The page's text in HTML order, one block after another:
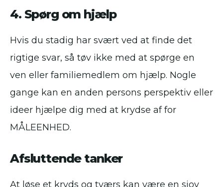
4. Spørg om hjælp
Hvis du stadig har svært ved at finde det
rigtige svar, så tøv ikke med at spørge en
ven eller familiemedlem om hjælp. Nogle
gange kan en anden persons perspektiv eller
ideer hjælpe dig med at krydse af for
MÅLEENHED.
Afsluttende tanker
At løse et kryds og tværs kan være en sjov